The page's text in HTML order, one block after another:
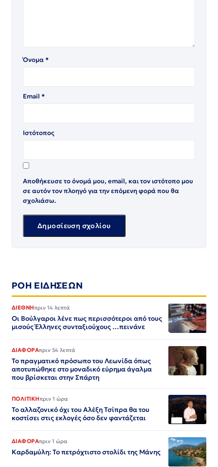
Όνομα*
Email *
Ιστότοπος
Αποθήκευσε το όνομά μου, email, και τον ιστότοπο μου
σε αυτόν τον πλοηγό για την επόμενη φορά που θα
σχολιάσω.
ΡΟΗ ΕΙΔΗΣΕΩΝ
ΔΙΕΘΝΗπριν 14 λεπτά
Οι Βούλγαροι λένε πως περισσότεροι από τους
μισούς Έλληνες συνταξιούχους …πεινάνε
ΔΙΑΦΟΡΑπριν 54 λεπτά
Το πραγματικό πρόσωπο του Λεωνίδα όπως
αποτυπώθηκε στο μοναδικό εύρημα άγαλμα
που βρίσκεται στην Σπάρτη
ΠΟΛΙΤΙΚΗπριν 1 ώρα
Το αλλαζονικό όχι του Αλέξη Τσίπρα θα του
κοστίσει στις εκλογές όσο δεν φαντάζεται
ΔΙΑΦΟΡΑπριν 1 ώρα
Καρδαμύλη: Το πετρόχτιστο στολίδι της Μάνης